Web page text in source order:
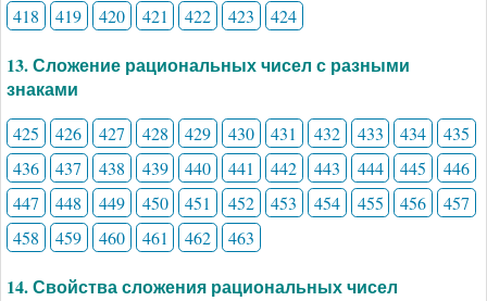
418
419 420 421 422 423 424
13. Сложение рациональных чисел с разными
знаками
425 426 427 428 429 430 431 432 433 434
435
436
437 438 439 440 441 442 443 444 445
446
447
448 449 450 451 452 453 454 455 456
457
458
459 460 461 462 463
14. Свойства сложения рациональных чисел